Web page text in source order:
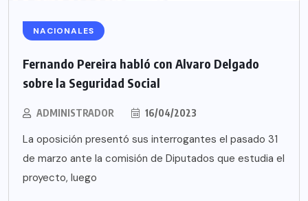
NACIONALES
Fernando Pereira habló con Alvaro Delgado
sobre la Seguridad Social
ADMINISTRADOR 16/04/2023
La oposición presentó sus interrogantes el pasado 31
de marzo ante la comisión de Diputados que estudia el
proyecto, luego